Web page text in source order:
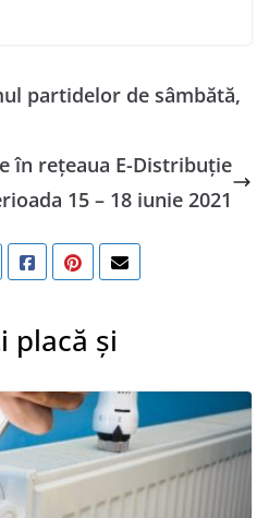
partidelor de sâmbătă,
în rețeaua E-Distribuție
15 – 18 iunie 2021
placă și